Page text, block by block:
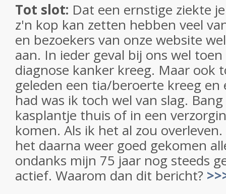
Tot slot: Dat een ernstige ziekte
z'n kop kan zetten hebben veel
en bezoekers van onze website
aan. In ieder geval bij ons wel
diagnose kanker kreeg. Maar ook
geleden een tia/beroerte kreeg
had was ik toch wel van slag.
kasplantje thuis of in een
komen. Als ik het al zou
het daarna weer goed gekomen
ondanks mijn 75 jaar nog steeds
actief. Waarom dan dit bericht?